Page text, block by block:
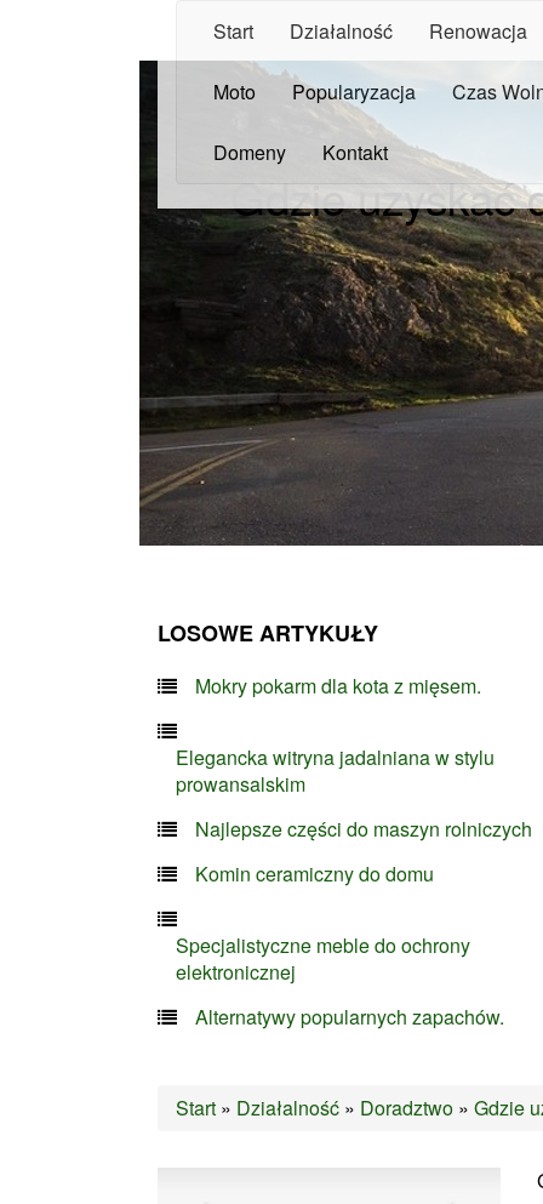
Start Działalność Renowacja
Moto Popularyzacja Czas
Domeny Kontakt
Gdzie uzyskać
LOSOWE ARTYKUŁY
Mokry pokarm dla kota z mięsem.
Elegancka witryna jadalniana w stylu
prowansalskim
Najlepsze części do maszyn rolniczych
Komin ceramiczny do domu
Specjalistyczne meble do ochrony
elektronicznej
Alternatywy popularnych zapachów.
Start » Działalność » Doradztwo » Gdzie